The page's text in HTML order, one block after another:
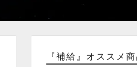
『補給』オススメ